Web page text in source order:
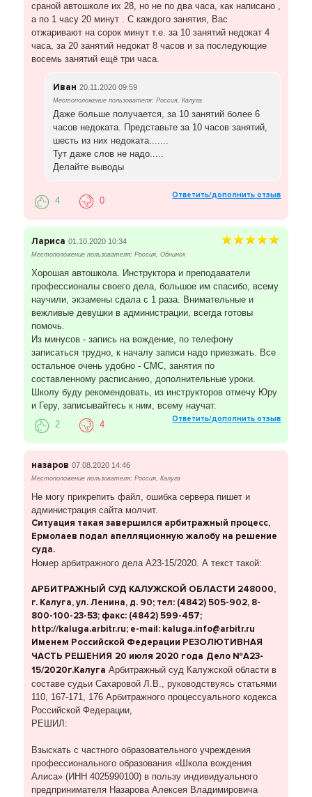
сраной автошколе их 28, но не по два часа, как написано ,
а по 1 часу 20 минут . С каждого занятия, Вас
отжаривают на сорок минут т.е. за 10 занятий недокат 4
часа, за 20 занятий недокат 8 часов и за последующие
восемь занятий ещё три часа.
Иван 20.11.2020 09:59
Местоположение пользователя: Россия, Калуга
Даже больше получается, за 10 занятий более 6
часов недоката. Представьте за 10 часов занятий,
шесть из них недоката.......
Тут даже слов не надо.....
Делайте выводы
Ответить/дополнить отзыв
4 0
Лариса 01.10.2020 10:34
Местоположение пользователя: Россия, Обнинск
Хорошая автошкола. Инструктора и преподаватели
профессионалы своего дела, большое им спасибо, всему
научили, экзамены сдала с 1 раза. Внимательные и
вежливые девушки в администрации, всегда готовы
помочь.
Из минусов - запись на вождение, по телефону
записаться трудно, к началу записи надо приезжать. Все
остальное очень удобно - СМС, занятия по
составленному расписанию, дополнительные уроки.
Школу буду рекомендовать, из инструкторов отмечу Юру
и Геру, записывайтесь к ним, всему научат.
Ответить/дополнить отзыв
2 4
назаров 07.08.2020 14:46
Местоположение пользователя: Россия, Калуга
Не могу прикрепить файл, ошибка сервера пишет и
администрация сайта молчит.
Ситуация такая завершился арбитражный процесс,
Ермолаев подал апелляционную жалобу на решение
суда.
Номер арбитражного дела А23-15/2020. А текст такой:
АРБИТРАЖНЫЙ СУД КАЛУЖСКОЙ ОБЛАСТИ 248000,
г. Калуга, ул. Ленина, д. 90; тел: (4842) 505-902, 8-
800-100-23-53; факс: (4842) 599-457;
http://kaluga.arbitr.ru; е-mail: kaluga.info@arbitr.ru
Именем Российской Федерации РЕЗОЛЮТИВНАЯ
ЧАСТЬ РЕШЕНИЯ 20 июля 2020 года Дело №А23-
15/2020г.Калуга Арбитражный суд Калужской области в
составе судьи Сахаровой Л.В., руководствуясь статьями
110, 167-171, 176 Арбитражного процессуального кодекса
Российской Федерации,
РЕШИЛ:
Взыскать с частного образовательного учреждения
профессионального образования «Школа вождения
Алиса» (ИНН 4025990100) в пользу индивидуального
предпринимателя Назарова Алексея Владимировича